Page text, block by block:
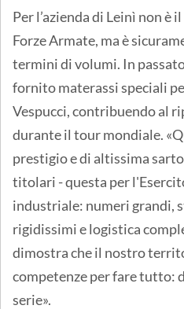
Per l’azienda di Leinì non è
Forze Armate, ma è
termini di volumi. In
fornito materassi speciali
Vespucci, contribuendo al
durante il tour mondiale.
prestigio e di altissima
titolari - questa per
industriale: numeri grandi,
rigidissimi e logistica
dimostra che il nostro
competenze per fare tutto:
serie».